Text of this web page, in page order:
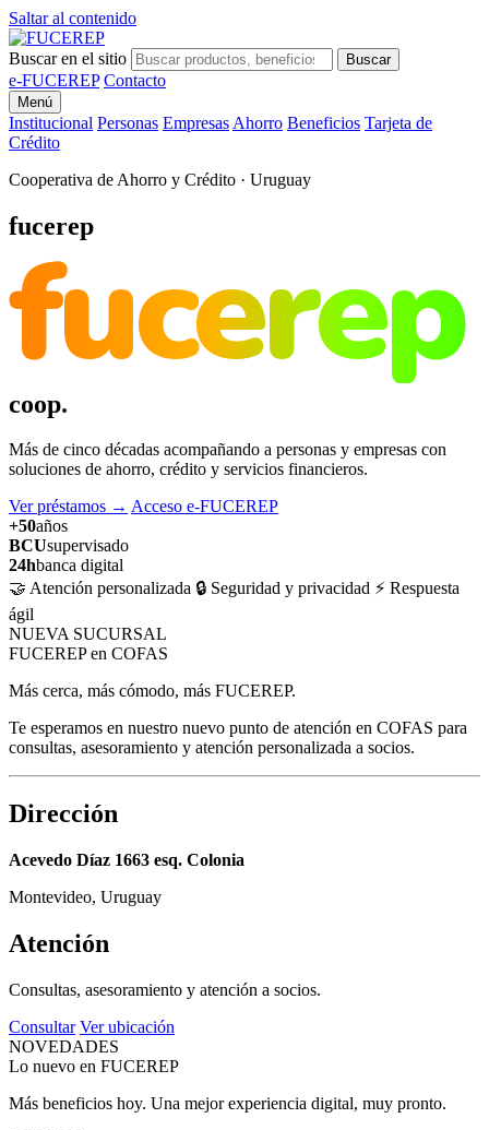
Saltar al contenido
Buscar en el sitio Buscar
e-FUCEREP Contacto
Menú
Institucional Personas Empresas Ahorro Beneficios Tarjeta de
Crédito
Cooperativa de Ahorro y Crédito · Uruguay
fucerep
fucerep
coop.
Más de cinco décadas acompañando a personas y empresas con
soluciones de ahorro, crédito y servicios financieros.
Ver préstamos → Acceso e-FUCEREP
+50años
BCUsupervisado
24hbanca digital
🤝 Atención personalizada 🔒 Seguridad y privacidad ⚡ Respuesta
ágil
NUEVA SUCURSAL
FUCEREP en COFAS
Más cerca, más cómodo, más FUCEREP.
Te esperamos en nuestro nuevo punto de atención en COFAS para
consultas, asesoramiento y atención personalizada a socios.
Dirección
Acevedo Díaz 1663 esq. Colonia
Montevideo, Uruguay
Atención
Consultas, asesoramiento y atención a socios.
Consultar Ver ubicación
NOVEDADES
Lo nuevo en FUCEREP
Más beneficios hoy. Una mejor experiencia digital, muy pronto.